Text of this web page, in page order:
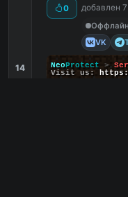
14
0
добавлен
Оффлайн
VK
NeoProtect >
Visit us: